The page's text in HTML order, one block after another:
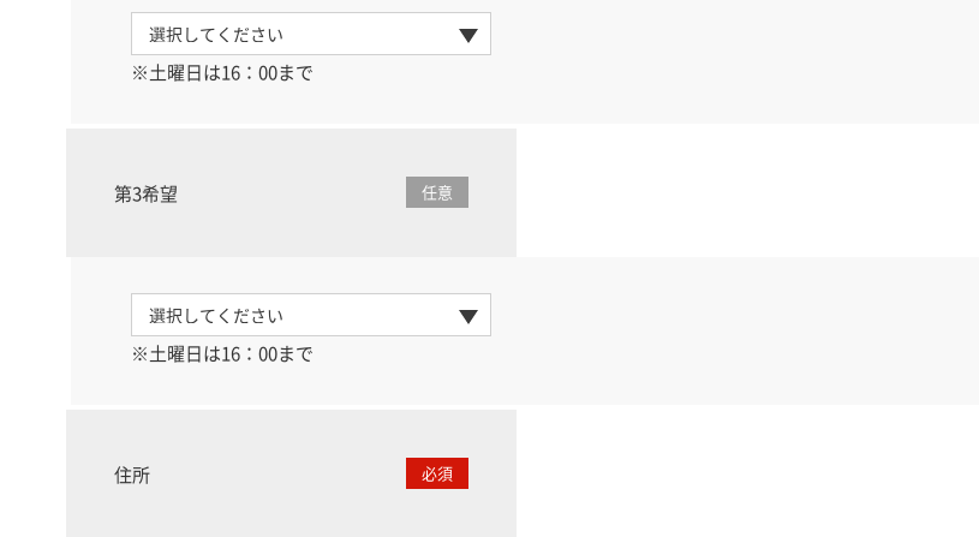
※土曜日は16：00まで
第3希望 任意
※土曜日は16：00まで
住所 必須